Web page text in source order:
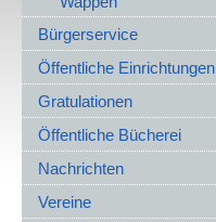
Bürgerservice
Öffentliche Einrichtungen
Gratulationen
Öffentliche Bücherei
Nachrichten
Vereine